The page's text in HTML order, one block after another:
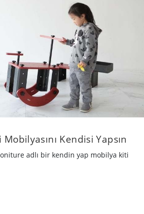
Kendisi Yapsın
adlı bir kendin yap mobilya kiti